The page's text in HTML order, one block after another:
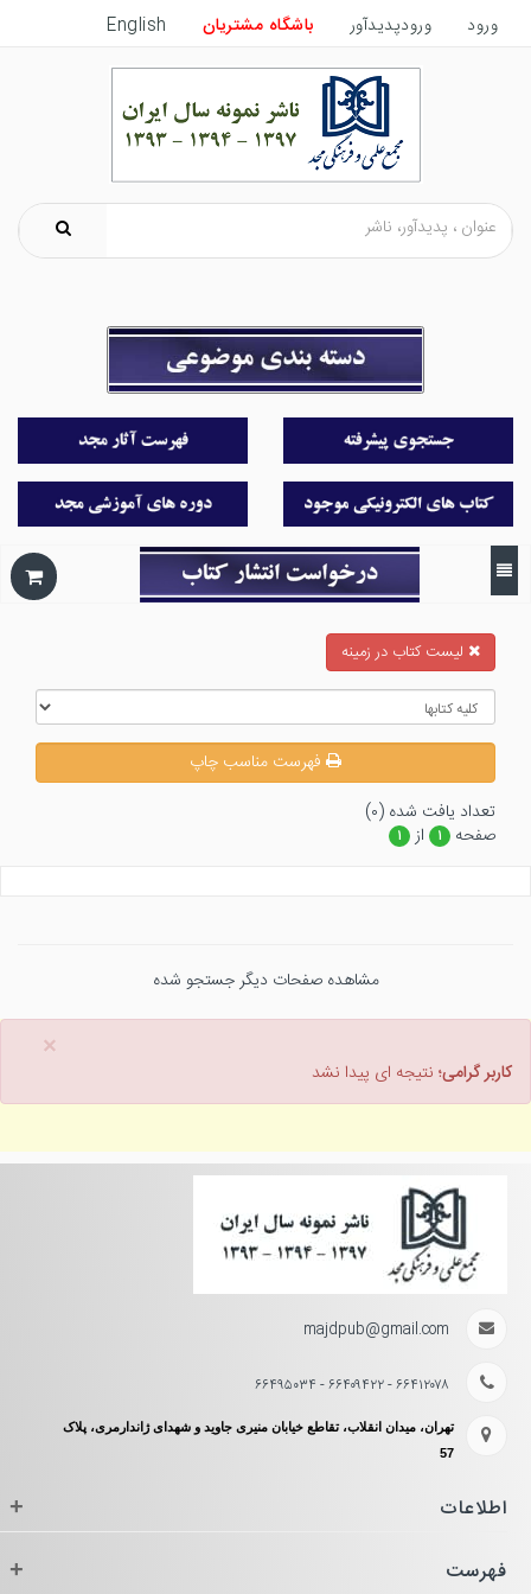
ورود ورودپدیدآور باشگاه مشتریان English
ليست كتاب در زمينه
فهرست مناسب چاپ
تعداد يافت شده (۰)
صفحه
۱ از ۱
مشاهده صفحات دیگر جستجو شده
×
کاربر گرامی؛ نتیجه ای پیدا نشد
majdpub@gmail.com
۶۶۴۱۲۰۷۸ - ۶۶۴۰۹۴۲۲ - ۶۶۴۹۵۰۳۴
تهران، میدان انقلاب، تقاطع خیابان منیری جاوید و شهدای ژاندارمری، پلاک
57
اطلاعات +
فهرست +